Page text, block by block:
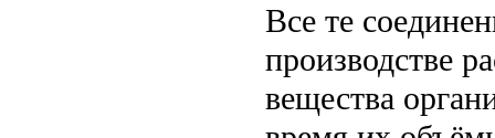
Все те
производстве
вещества